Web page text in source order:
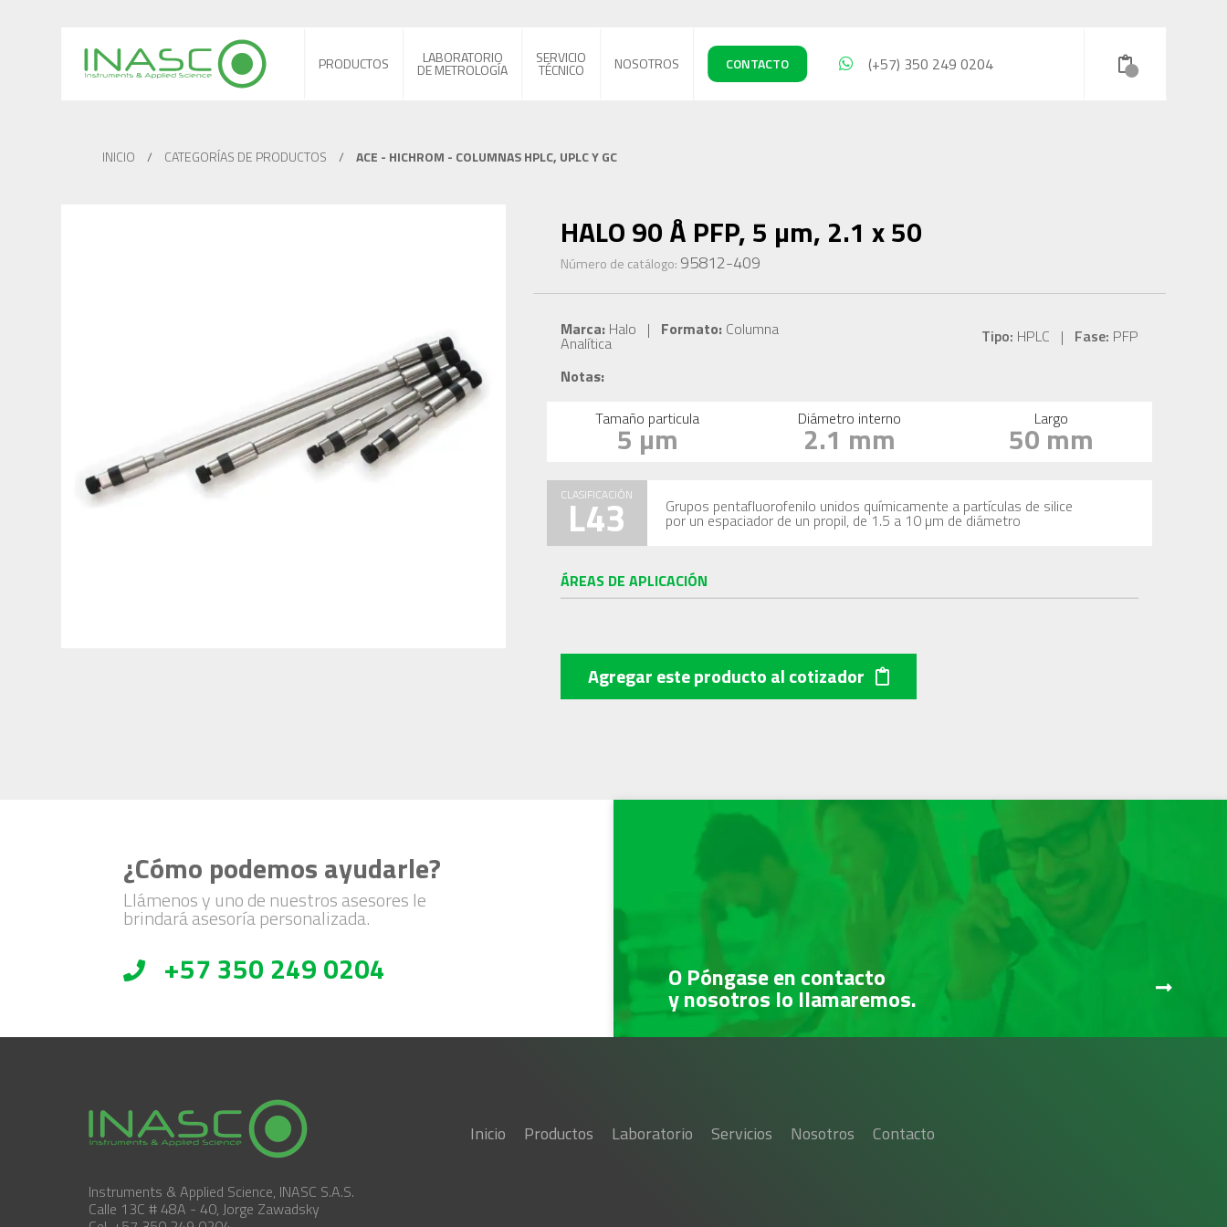
PRODUCTOS LABORATORIO
DE METROLOGÍA
SERVICIO
TÉCNICO NOSOTROS CONTACTO (+57) 350 249 0204
INICIO / CATEGORÍAS DE PRODUCTOS / ACE - HICHROM - COLUMNAS HPLC, UPLC Y GC
HALO 90 Å PFP, 5 µm, 2.1 x 50
Número de catálogo: 95812-409
Marca:Halo | Formato:Columna
Analítica Tipo: HPLC | Fase: PFP
Notas:
Tamaño particula
5 µm Diámetro interno
2.1 mm Largo
50 mm
CLASIFICACIÓN
L43 Grupos pentafluorofenilo unidos químicamente a partículas de silice
por un espaciador de un propil, de 1.5 a 10 µm de diámetro
ÁREAS DE APLICACIÓN
Agregar este productoal cotizador
¿Cómo podemos ayudarle?
Llámenos y uno de nuestros asesores le
brindará asesoría personalizada.
+57 350 249 0204 O Póngase en contacto
y nosotros lo llamaremos.
Instruments & Applied Science, INASC S.A.S.
Calle 13C # 48A - 40, Jorge Zawadsky
Inicio Productos Laboratorio Servicios Nosotros Contacto